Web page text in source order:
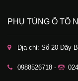
PHỤ TÙNG Ô TÔ
Địa chỉ: Số 20 Dãy
0988526718 -